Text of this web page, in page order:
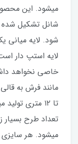
میشود. این
شانل تشکیل
شود. لایه میانی
لایه استپ دار
خاصی نخواهد
مانند فرش به
تا ۱۲ متری
تعداد طرح بسیار
میشود. هر سایزی